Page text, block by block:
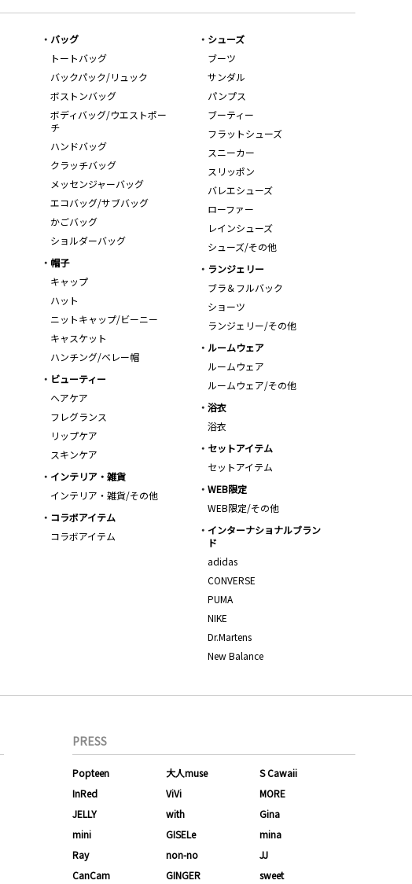
バッグ
トートバッグ
バックパック/リュック
ボストンバッグ
ボディバッグ/ウエストポー
チ
ハンドバッグ
クラッチバッグ
メッセンジャーバッグ
エコバッグ/サブバッグ
かごバッグ
ショルダーバッグ
シューズ
ブーツ
サンダル
パンプス
ブーティー
フラットシューズ
スニーカー
スリッポン
バレエシューズ
ローファー
レインシューズ
シューズ/その他
帽子
キャップ
ハット
ニットキャップ/ビーニー
キャスケット
ハンチング/ベレー帽
ランジェリー
ブラ＆フルバック
ショーツ
ランジェリー/その他
ルームウェア
ルームウェア
ルームウェア/その他
ビューティー
ヘアケア
フレグランス
リップケア
スキンケア
浴衣
浴衣
セットアイテム
セットアイテム
インテリア・雑貨
インテリア・雑貨/その他
WEB限定
WEB限定/その他
コラボアイテム
コラボアイテム
インターナショナルブラン
ド
adidas
CONVERSE
PUMA
NIKE
Dr.Martens
New Balance
PRESS
Popteen 大人muse
S Cawaii
InRed
ViVi
MORE
JELLY
with
Gina
mini
GISELe
mina
Ray
non-no
JJ
CanCam
GINGER sweet